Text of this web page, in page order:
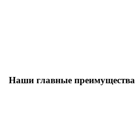
Наши главные преимущества